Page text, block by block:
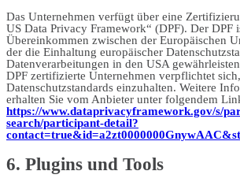
Das Unternehmen verfügt über eine
US Data Privacy Framework“ (DPF). Der DPF
Übereinkommen zwischen der Europäischen
der die Einhaltung europäischer
Datenverarbeitungen in den USA
DPF zertifizierte Unternehmen verpflichtet
Datenschutzstandards einzuhalten. Weitere
erhalten Sie vom Anbieter unter folgendem
https://www.dataprivacyframework.gov/s/
search/participant-detail?
6. Plugins und Tools